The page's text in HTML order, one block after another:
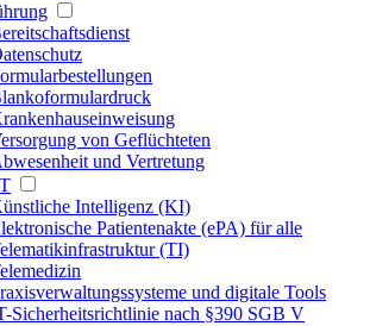
von Geflüchteten
und Vertretung
Intelligenz (KI)
Patientenakte (ePA) für alle
(TI)
und digitale Tools
Sicherheitsrichtlinie nach §390 SGB V